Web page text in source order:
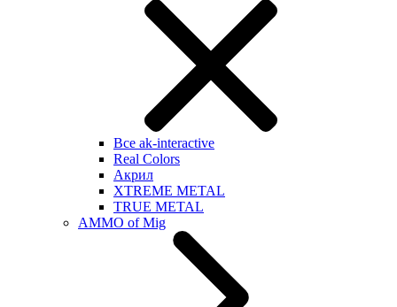
Все ak-interactive
Real Colors
Акрил
XTREME METAL
TRUE METAL
AMMO of Mig